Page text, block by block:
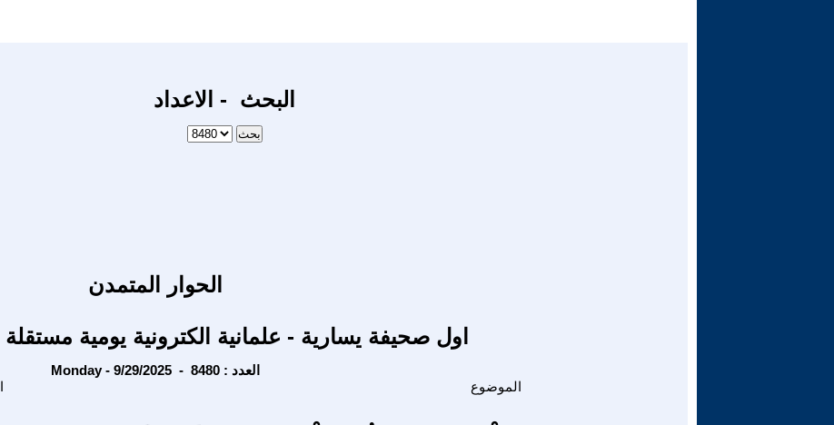
البحث - الاعداد
الحوار المتمدن
اول صحيفة يسارية - علمانية الكترونية يومية
Monday - 9/29/2025 - العدد : 8480
الموضوع